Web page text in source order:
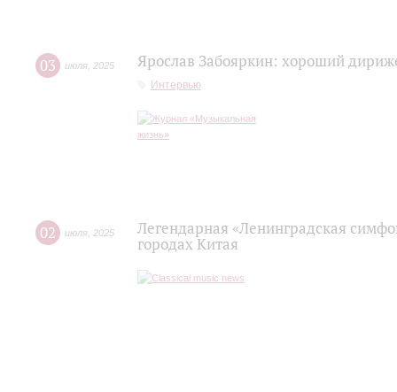
03 июля 2025 Ярослав Забояркин: хороший
Интервью
02 июля 2025
Легендарная «Ленинградская
городах Китая